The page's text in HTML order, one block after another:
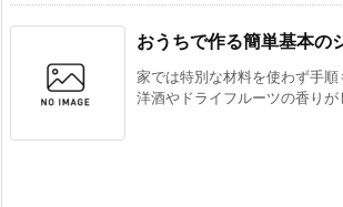
おうちで作る簡単基本の
家では特別な材料を使わず手
洋酒やドライフルーツの香りが